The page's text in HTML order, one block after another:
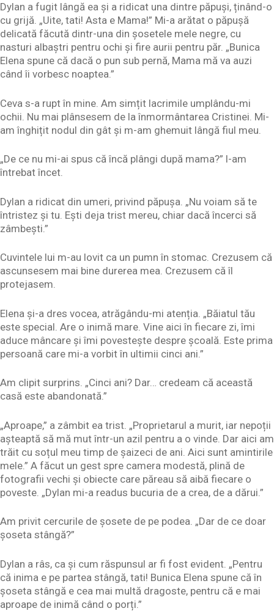
Dylan a fugit lângă ea și a ridicat una dintre păpuși, ținând-o
cu grijă. „Uite, tati! Asta e Mama!” Mi-a arătat o păpușă
delicată făcută dintr-una din șosetele mele negre, cu
nasturi albaștri pentru ochi și fire aurii pentru păr. „Bunica
Elena spune că dacă o pun sub pernă, Mama mă va auzi
când îi vorbesc noaptea.”
Ceva s-a rupt în mine. Am simțit lacrimile umplându-mi
ochii. Nu mai plânsesem de la înmormântarea Cristinei. Mi-
am înghițit nodul din gât și m-am ghemuit lângă fiul meu.
„De ce nu mi-ai spus că încă plângi după mama?” l-am
întrebat încet.
Dylan a ridicat din umeri, privind păpușa. „Nu voiam să te
întristez și tu. Ești deja trist mereu, chiar dacă încerci să
zâmbești.”
Cuvintele lui m-au lovit ca un pumn în stomac. Crezusem că
ascunsesem mai bine durerea mea. Crezusem că îl
protejasem.
Elena și-a dres vocea, atrăgându-mi atenția. „Băiatul tău
este special. Are o inimă mare. Vine aici în fiecare zi, îmi
aduce mâncare și îmi povestește despre școală. Este prima
persoană care mi-a vorbit în ultimii cinci ani.”
Am clipit surprins. „Cinci ani? Dar… credeam că această
casă este abandonată.”
„Aproape,” a zâmbit ea trist. „Proprietarul a murit, iar nepoții
așteaptă să mă mut într-un azil pentru a o vinde. Dar aici am
trăit cu soțul meu timp de șaizeci de ani. Aici sunt amintirile
mele.” A făcut un gest spre camera modestă, plină de
fotografii vechi și obiecte care păreau să aibă fiecare o
poveste. „Dylan mi-a readus bucuria de a crea, de a dărui.”
Am privit cercurile de șosete de pe podea. „Dar de ce doar
șoseta stângă?”
Dylan a râs, ca și cum răspunsul ar fi fost evident. „Pentru
că inima e pe partea stângă, tati! Bunica Elena spune că în
șoseta stângă e cea mai multă dragoste, pentru că e mai
aproape de inimă când o porți.”